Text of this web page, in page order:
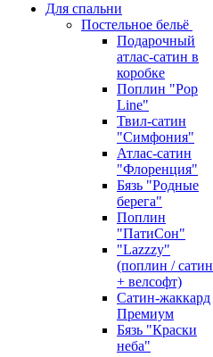
Для спальни
Постельное бельё
Подарочный
атлас-сатин в
коробке
Поплин "Pop
Line"
Твил-сатин
"Симфония"
Атлас-сатин
"Флоренция"
Бязь "Родные
берега"
Поплин
"ПатиСон"
"Lazzzy"
(поплин / сатин
+ велсофт)
Сатин-жаккард
Премиум
Бязь "Краски
неба"